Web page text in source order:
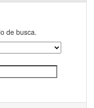
de busca.